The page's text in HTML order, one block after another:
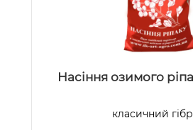
Насіння озимого
класичний